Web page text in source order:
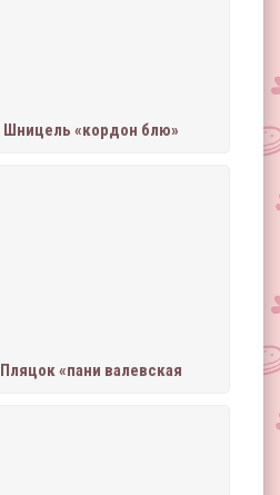
Шницель «кордон блю»
Пляцок «пани валевская